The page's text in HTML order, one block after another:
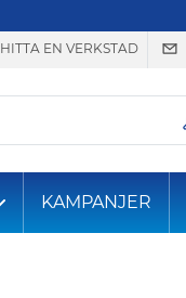
HITTA EN VERKSTAD
KAMPANJER